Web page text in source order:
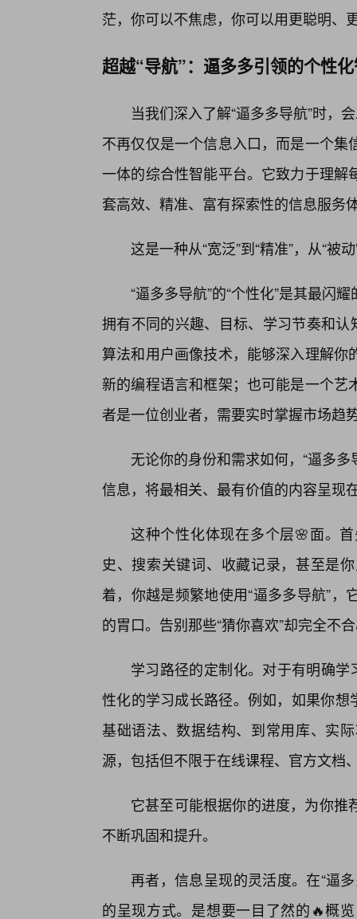
茫，你可以不焦虑，你可以用更聪明、
超越“导航”：逼多多引领的个性
当我们深入了解“逼多多导航”时，
不再仅仅是一个信息入口，而是一个
一体的综合性智能平台。它致力于理
套高效、精准、富有探索性的信息服务
这是一种从“宽泛”到“精准”，从“被
“逼多多导航”的“个性化”是其最闪
拥有不同的兴趣、目标、学习节奏和
算法和用户画像技术，能够深入理解
新的编程语言和框架；也可能是一个
者是一位创业者，需要实时掌握市场趋
无论你的身份和需求如何，“逼多
信息，将最相关、最有价值的内容呈现
这种个性化体现在多个层🌸面。
史、搜索关键词、收藏记录，甚至是
着，你越是频繁地使用“逼多多导航”
的胃口。告别那些“猜你喜欢”却完全不
学习路径的定制化。对于有明确学
性化的学习成长路径。例如，如果你
基础语法、数据结构、到常用库、实
源，包括但不限于在线课程、官方文档
它甚至可能根据你的进度，为你
不断巩固和提升。
再者，信息呈现的灵活度。在“逼
的呈现方式。是想要一目了然的🔥概